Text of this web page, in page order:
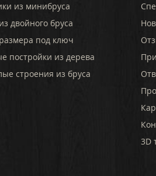
участка.
из минибруса
двойного бруса
под ключ
постройки из дерева
строения из бруса
3D